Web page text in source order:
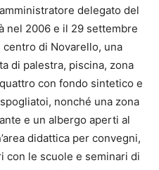
delegato del
nel 2006 e il 29 settembre
di Novarello, una
di palestra, piscina, zona
con fondo sintetico e
nonché una zona
e un albergo aperti al
didattica per convegni,
con le scuole e seminari di